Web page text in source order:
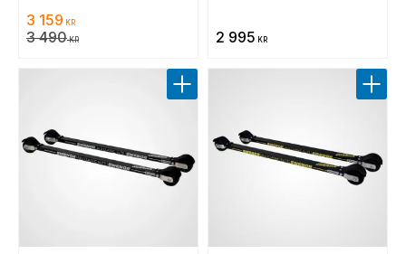
3490 kr
3 159 KR
3 490KR 2 995 KR
Lägg till i favoriter Lägg